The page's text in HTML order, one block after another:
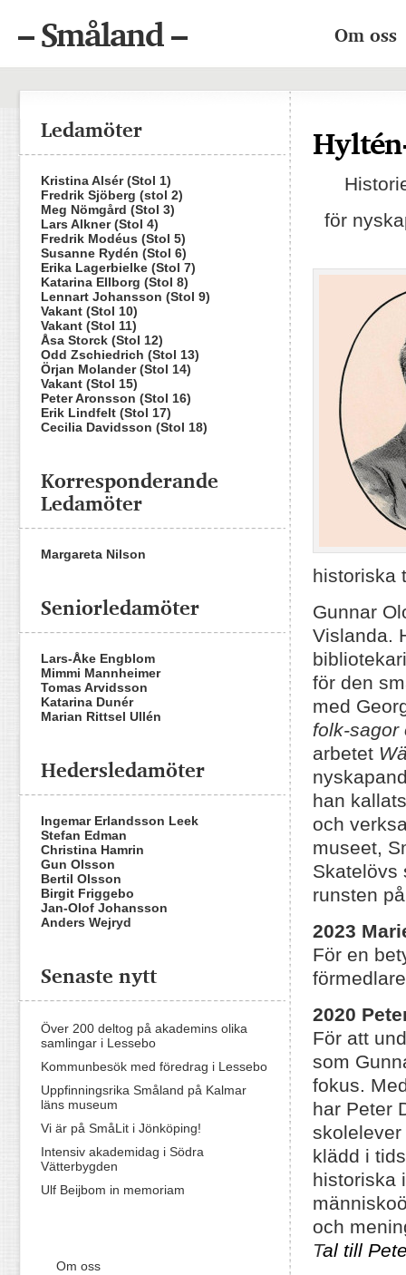
– Småland – Om oss
för
historiska
Gunnar
Vislanda.
för den
med
folk-
arbetet
han
och
museet,
Skatelövs
runsten
2023
För en
2020
För att
som
fokus.
har Peter
klädd i
historiska
och
Tal till
Ledamöter
Kristina Alsér (Stol 1)
Fredrik Sjöberg (stol 2)
Meg Nömgård (Stol 3)
Lars Alkner (Stol 4)
Fredrik Modéus (Stol 5)
Susanne Rydén (Stol 6)
Erika Lagerbielke (Stol 7)
Katarina Ellborg (Stol 8)
Lennart Johansson (Stol 9)
Vakant (Stol 10)
Vakant (Stol 11)
Åsa Storck (Stol 12)
Odd Zschiedrich (Stol 13)
Örjan Molander (Stol 14)
Vakant (Stol 15)
Peter Aronsson (Stol 16)
Erik Lindfelt (Stol 17)
Cecilia Davidsson (Stol 18)
Korresponderande
Ledamöter
Margareta Nilson
Seniorledamöter
Lars-Åke Engblom
Mimmi Mannheimer
Tomas Arvidsson
Katarina Dunér
Marian Rittsel Ullén
Hedersledamöter
Ingemar Erlandsson Leek
Stefan Edman
Christina Hamrin
Gun Olsson
Bertil Olsson
Birgit Friggebo
Jan-Olof Johansson
Anders Wejryd
Senaste nytt
Över 200 deltog på akademins olika
samlingar i Lessebo
Kommunbesök med föredrag i Lessebo
Uppfinningsrika Småland på Kalmar
läns museum
Vi är på SmåLit i Jönköping!
Intensiv akademidag i Södra
Vätterbygden
Ulf Beijbom in memoriam
Om oss